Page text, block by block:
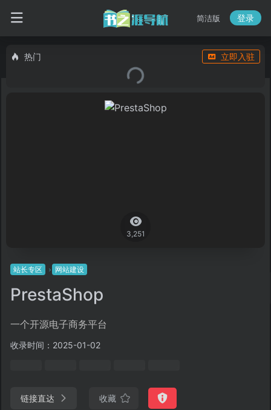
简洁版 登录
热门 立即入驻
3,251
站长专区 网站建设
PrestaShop
一个开源电子商务平台
收录时间：2025-01-02
链接直达 收藏